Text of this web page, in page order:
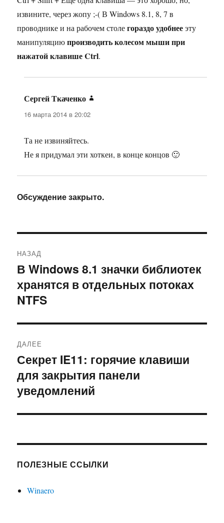
извините, через жопу ;-( В Windows 8.1, 8, 7 в
проводнике и на рабочем столегораздо удобнееэту
манипуляциюпроизводить колесом мыши при
нажатой клавише Ctrl.
Сергей Ткаченко
16 марта 2014 в 20:02
Та не извиняйтесь.
Не я придумал эти хоткеи, в конце концов 🙂
Обсуждение закрыто.
по
записям
НАЗАД
Предыдущая
запись:
В Windows 8.1 значки библиотек
хранятся в отдельных потоках
NTFS
ДАЛЕЕ
Следующая
запись:
Секрет IE11: горячие клавиши
для закрытия панели
уведомлений
ПОЛЕЗНЫЕ ССЫЛКИ
Winaero